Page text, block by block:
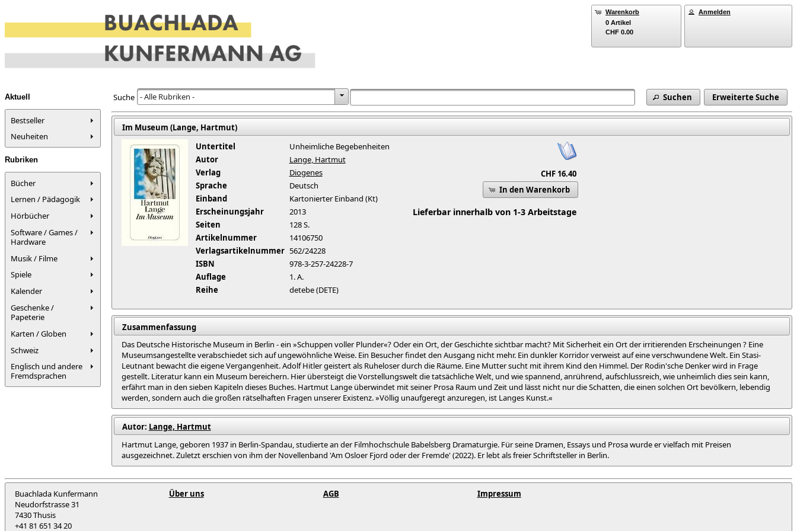
Warenkorb
0 Artikel
CHF 0.00
Anmelden
Aktuell
Bestseller
Neuheiten
Rubriken
Bücher
Lernen / Pädagogik
Hörbücher
Software / Games /
Hardware
Musik / Filme
Spiele
Kalender
Geschenke /
Papeterie
Karten / Globen
Schweiz
Englisch und andere
Fremdsprachen
Suche - Alle Rubriken - Suchen Erweiterte Suche
Im Museum (Lange, Hartmut)
Untertitel
Unheimliche Begebenheiten
Autor
Lange, Hartmut
Verlag
Diogenes
Sprache
Deutsch
Einband
Kartonierter Einband (Kt)
Erscheinungsjahr
2013
Seiten
128 S.
Artikelnummer
14106750
Verlagsartikelnummer 562/24228
ISBN
978-3-257-24228-7
Auflage
1. A.
Reihe
detebe (DETE)
CHF 16.40
In den Warenkorb
Lieferbar innerhalb von 1-3 Arbeitstage
Zusammenfassung
Das Deutsche Historische Museum in Berlin - ein »Schuppen voller Plunder«? Oder ein Ort, der Geschichte sichtbar macht? Mit Sicherheit ein Ort der irritierenden Erscheinungen ? Eine
Museumsangestellte verabschiedet sich auf ungewöhnliche Weise. Ein Besucher findet den Ausgang nicht mehr. Ein dunkler Korridor verweist auf eine verschwundene Welt. Ein Stasi-
Leutnant bewacht die eigene Vergangenheit. Adolf Hitler geistert als Ruheloser durch die Räume. Eine Mutter sucht mit ihrem Kind den Himmel. Der Rodin'sche Denker wird in Frage
gestellt. Literatur kann ein Museum bereichern. Hier übersteigt die Vorstellungswelt die tatsächliche Welt, und wie spannend, anrührend, aufschlussreich, wie unheimlich dies sein kann,
erfährt man in den sieben Kapiteln dieses Buches. Hartmut Lange überwindet mit seiner Prosa Raum und Zeit und lässt nicht nur die Schatten, die einen solchen Ort bevölkern, lebendig
werden, sondern auch die großen rätselhaften Fragen unserer Existenz. »Völlig unaufgeregt anzuregen, ist Langes Kunst.«
Autor: Lange, Hartmut
Hartmut Lange, geboren 1937 in Berlin-Spandau, studierte an der Filmhochschule Babelsberg Dramaturgie. Für seine Dramen, Essays und Prosa wurde er vielfach mit Preisen
ausgezeichnet. Zuletzt erschien von ihm der Novellenband 'Am Osloer Fjord oder der Fremde' (2022). Er lebt als freier Schriftsteller in Berlin.
Buachlada Kunfermann
Neudorfstrasse 31
7430 Thusis
+41 81 651 34 20
Über uns AGB Impressum